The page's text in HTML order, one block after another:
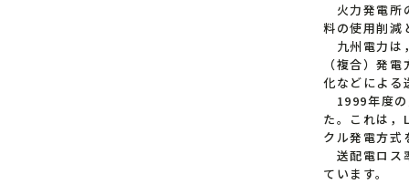
火力発電所
料の使用削減
九州電力は
（複合）発
化などによる
1999年度の
た。これは，
クル発電方式
送配電ロス
ています。